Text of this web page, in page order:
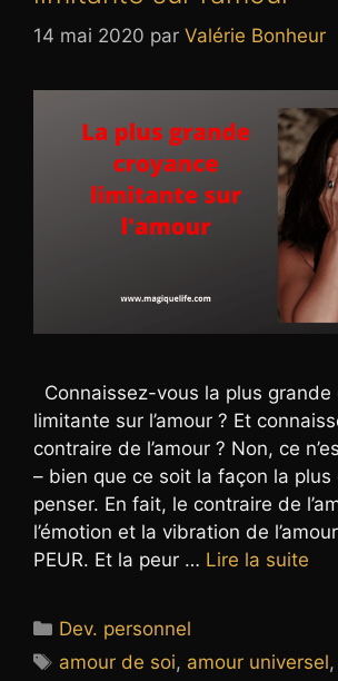
14 mai 2020 par Valérie Bonheur
Connaissez-vous la plus grande
limitante sur l’amour ? Et
contraire de l’amour ? Non, ce
– bien que ce soit la façon la plus
penser. En fait, le contraire de
l’émotion et la vibration de
PEUR. Et la peur … Lire la suite
Catégories
Dev. personnel
Étiquettes
amour de soi, amour universel,